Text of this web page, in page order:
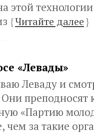
этой
{Читайте далее}
«Левады»
Леваду и
преподносят
«Партию
чем за такие